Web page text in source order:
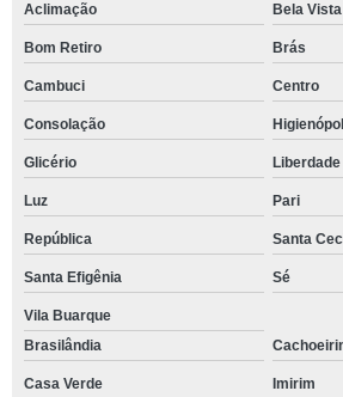
POSTE TUBULAR GALVANIZADO PREÇO
POSTES PARA CAMERAS DE VIGILANCIA
POSTES PARA ILUMINAÇÃO DE QUADRAS
POSTES PARA INSTALAR CAMERAS
POSTES METALICOS PARA CAMERAS
POSTES METÁLICOS PARA CÂMERAS DE
POSTES METÁLICOS PARA ILUMINAÇÃO
Aclimação Bela Vista
Bom Retiro Brás
Cambuci Centro
Consolação
Glicério Liberdade
Luz Pari
República Santa
Santa Efigênia Sé
Vila Buarque
Brasilândia
Casa Verde Imirim